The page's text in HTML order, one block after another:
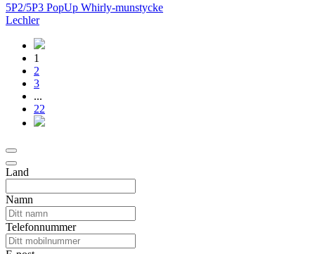
5P2/5P3 PopUp Whirly-munstycke
Lechler
1
2
3
...
22
Land
Namn
Telefonnummer